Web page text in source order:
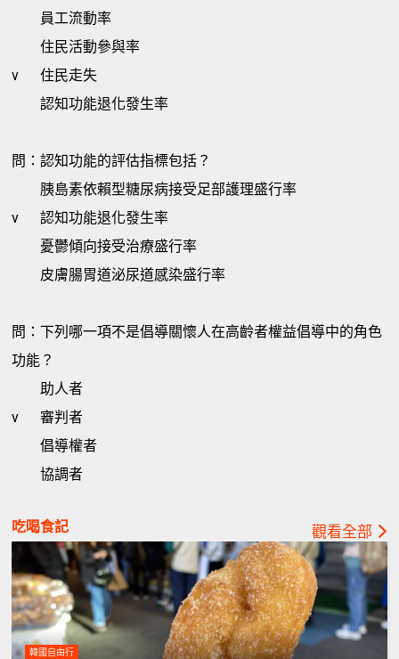
員工流動率
住民活動參與率
v
住民走失
認知功能退化發生率
問：認知功能的評估指標包括？
胰島素依賴型糖尿病接受足部護理盛行率
v
認知功能退化發生率
憂鬱傾向接受治療盛行率
皮膚腸胃道泌尿道感染盛行率
問：下列哪一項不是倡導關懷人在高齡者權益倡導中的角色
功能？
助人者
v
審判者
倡導權者
協調者
吃喝食記 觀看全部
韓國自由行